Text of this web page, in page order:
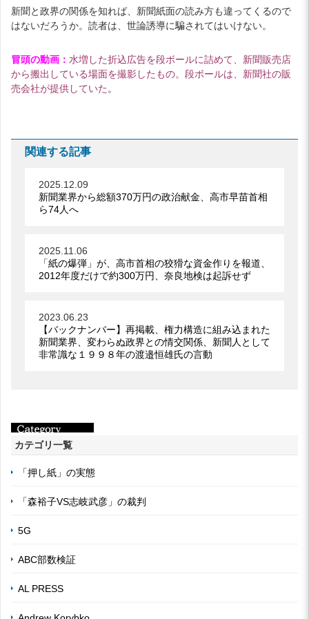
新聞と政界の関係を知れば、新聞紙面の読み方も違ってくるので
はないだろうか。読者は、世論誘導に騙されてはいけない。
冒頭の動画： 水増した折込広告を段ボールに詰めて、新聞販売店
から搬出している場面を撮影したもの。段ボールは、新聞社の販
売会社が提供していた 。
関連する記事
2025.12.09
新聞業界から総額370万円の政治献金、高市早苗首相
ら74人へ
2025.11.06
「紙の爆弾」が、高市首相の狡猾な資金作りを報道、
2012年度だけで約300万円、奈良地検は起訴せず
2023.06.23
【バックナンバー】再掲載、権力構造に組み込まれた
新聞業界、変わらぬ政界との情交関係、新聞人として
非常識な１９９８年の渡邉恒雄氏の言動
カテゴリ一覧
「押し紙」の実態
「森裕子VS志岐武彦」の裁判
5G
ABC部数検証
AL PRESS